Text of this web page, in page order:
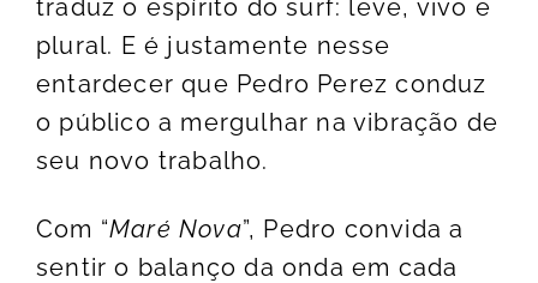
traduz o espírito do surf: leve, vivo e
plural. E é justamente nesse
entardecer que Pedro Perez conduz
o público a mergulhar na vibração de
seu novo trabalho.
Com “Maré Nova”, Pedro convida a
sentir o balanço da onda em cada